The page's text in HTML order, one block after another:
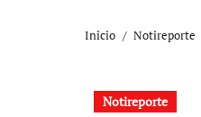
Inicio Notireporte
Notireporte